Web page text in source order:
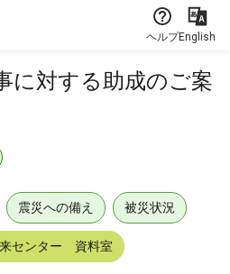
ヘルプEnglish
に対する助成のご案
震災への備え 被災状況
センター 資料室